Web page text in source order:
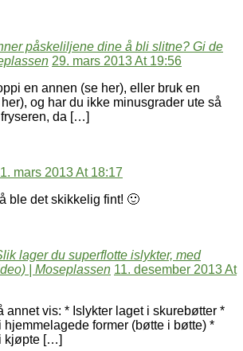
påskeliljene dine å bli slitne? Gi de
29. mars 2013 At 19:56
en annen (se her), eller bruk en
og har du ikke minusgrader ute så
da […]
mars 2013 At 18:17
ble det skikkelig fint! 🙂
lager du superflotte islykter, med
| Moseplassen 11. desember 2013 At
annet vis: * Islykter laget i skurebøtter *
hjemmelagede former (bøtte i bøtte) *
kjøpte […]